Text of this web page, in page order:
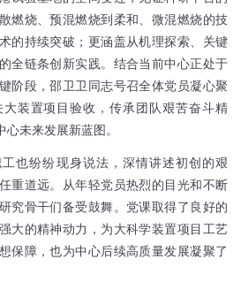
燃烧、预混燃烧到柔和、微混燃烧的技
的持续突破；更涵盖从机理探索、关键
全链条创新实践。结合当前中心正处于
阶段，邵卫卫同志号召全体党员凝心聚
装置项目验收，传承团队艰苦奋斗精
未来发展新蓝图。
也纷纷现身说法，深情讲述初创的艰
重道远。从年轻党员热烈的目光和不断
究骨干们备受鼓舞。党课取得了良好的
大的精神动力，为大科学装置项目工艺
保障，也为中心后续高质量发展凝聚了